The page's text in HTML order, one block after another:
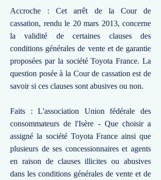
Accroche : Cet arrêt de la Cour de
cassation, rendu le 20 mars 2013, concerne
la validité de certaines clauses des
conditions générales de vente et de garantie
proposées par la société Toyota France. La
question posée à la Cour de cassation est de
savoir si ces clauses sont abusives ou non.
Faits : L'association Union fédérale des
consommateurs de l'Isère - Que choisir a
assigné la société Toyota France ainsi que
plusieurs de ses concessionnaires et agents
en raison de clauses illicites ou abusives
dans les conditions générales de vente et de